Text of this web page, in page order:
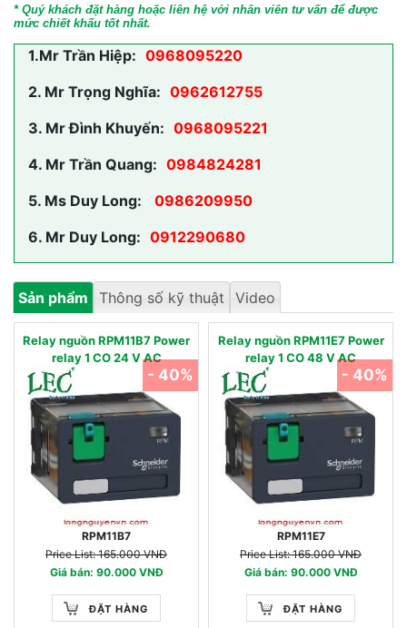
* Quý khách đặt hàng hoặc liên hệ với nhân viên tư vấn để được
mức chiết khấu tốt nhất.
1.Mr Trần Hiệp: 0968095220
2. Mr Trọng Nghĩa: 0962612755
3. Mr Đình Khuyến: 0968095221
4. Mr Trần Quang: 0984824281
5. Ms Duy Long:
0986209950
6. Mr Duy Long: 0912290680
Sản phẩm Thông số kỹ thuật Video
Relay nguồn RPM11B7 Power
relay 1 CO 24 V AC
RPM11B7
Price List: 165.000 VNĐ
Giá bán: 90.000 VNĐ
ĐẶT HÀNG
- 40%
Relay nguồn RPM11E7 Power
relay 1 CO 48 V AC
RPM11E7
Price List: 165.000 VNĐ
Giá bán: 90.000 VNĐ
ĐẶT HÀNG
- 40%